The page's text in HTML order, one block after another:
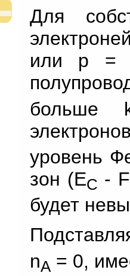
Для
или p =
больше
уровень
зон (EC -
будет
nA = 0,